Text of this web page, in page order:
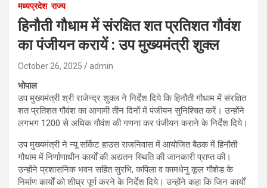
मध्यप्रदेश राज्य
हिनौती गौधाम में संरक्षित शत प्रतिशत गौवंश
का पंजीयन करायें : उप मुख्यमंत्री शुक्ल
October 26, 2025 admin
भोपाल
उप मुख्यमंत्री श्री राजेन्द्र शुक्ल ने निर्देश दिये कि हिनौती गौधाम में संरक्षित
शत प्रतिशत गौवंश का आगामी तीन दिनों में पंजीयन सुनिश्चित करें। उन्होंने
लगभग 1200 से अधिक गौवंश की गणना कर पंजीयन कराने के निर्देश दिये।
उप मुख्यमंत्री ने न्यू सर्किट हाउस राजनिवास में आयोजित बैठक में हिनौती
गौधाम में निर्णाणाधीन कार्यों की अद्यतन स्थिति की जानकारी प्राप्त की।
उन्होंने प्रशासनिक भवन सहित सुरभि, कपिला व कामधेनु कूल गौशेड के
निर्माण कार्यों को शीघ्र पूर्ण करने के निर्देश दिये। उन्होंने कहा कि जिन कार्यों